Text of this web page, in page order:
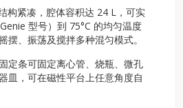
构紧凑，腔体容积达 24 L，可实
型号）到 75°C 的均匀温度
摆、振荡及搅拌多种混匀模式。
定条可固定离心管、烧瓶、微孔
皿，可在磁性平台上任意角度自